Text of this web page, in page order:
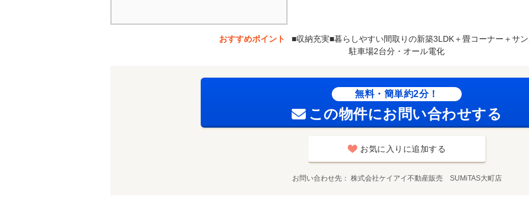
おすすめポイント
■収納充実■暮らしやすい間取りの新築3LDK＋畳コーナー＋サ
駐車場2台分・オール電化
無料・簡単約2分！
この物件にお問い合わせする
お気に入りに追加する
お問い合わせ先 株式会社ケイアイ不動産販売 SUMiTAS大町店